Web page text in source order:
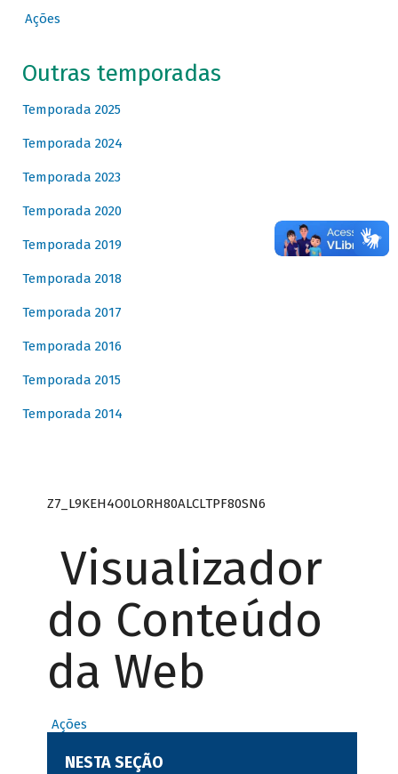
Ações
Outras temporadas
Temporada 2025
Temporada 2024
Temporada 2023
Temporada 2020
Temporada 2019
Temporada 2018
Temporada 2017
Temporada 2016
Temporada 2015
Temporada 2014
Z7_L9KEH4O0LORH80ALCLTPF80SN6
Visualizador
do Conteúdo
da Web
Ações
NESTA SEÇÃO